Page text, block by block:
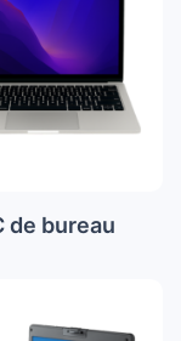
de bureau